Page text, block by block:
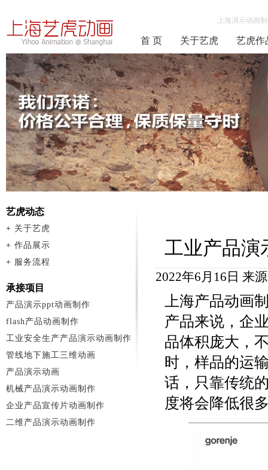
上海演示动画
首 页 关于艺虎 艺虎作
工业产品演
2022年6月16日 来
上海产品动画
产品来说，企
品体积庞大，
时，样品的运
话，只靠传统
度将会降低很
艺虎动态
+ 关于艺虎
+ 作品展示
+ 服务流程
承接项目
产品演示ppt动画制作
flash产品动画制作
工业安全生产产品演示动画制作
管线地下施工三维动画
产品演示动画
机械产品演示动画制作
企业产品宣传片动画制作
二维产品演示动画制作